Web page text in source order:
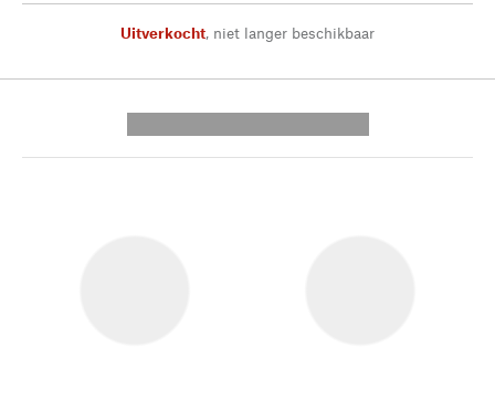
Uitverkocht, niet langer beschikbaar